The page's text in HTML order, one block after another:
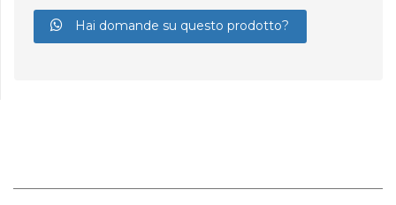
Hai domande su questo prodotto?